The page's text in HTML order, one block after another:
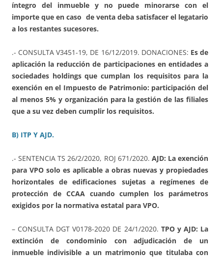
íntegro del inmueble y no puede minorarse con el
importe que en caso de venta deba satisfacer el legatario
a los restantes sucesores.
.- CONSULTA V3451-19, DE 16/12/2019. DONACIONES: Es de
aplicación la reducción de participaciones en entidades a
sociedades holdings que cumplan los requisitos para la
exención en el Impuesto de Patrimonio: participación del
al menos 5% y organización para la gestión de las filiales
que a su vez deben cumplir los requisitos.
B) ITP Y AJD.
.- SENTENCIA TS 26/2/2020, ROJ 671/2020. AJD: La exención
para VPO solo es aplicable a obras nuevas y propiedades
horizontales de edificaciones sujetas a regímenes de
protección de CCAA cuando cumplen los parámetros
exigidos por la normativa estatal para VPO.
– CONSULTA DGT V0178-2020 DE 24/1/2020. TPO y AJD: La
extinción de condominio con adjudicación de un
inmueble indivisible a un matrimonio que titulaba con